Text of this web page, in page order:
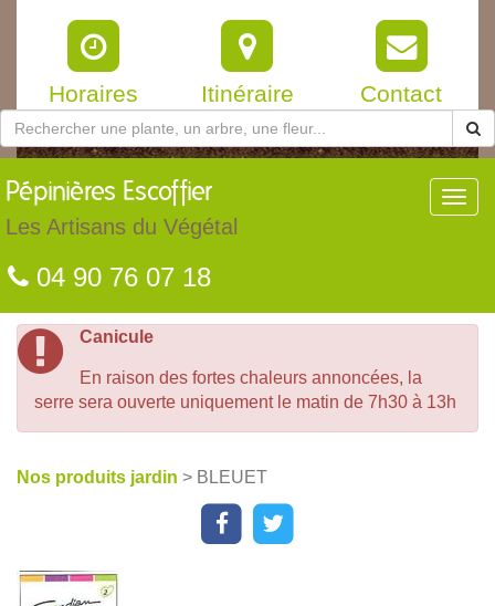
Horaires Itinéraire Contact
Pépinières Escoffier
Les Artisans du Végétal
04 90 76 07 18
Canicule
En raison des fortes chaleurs annoncées, la
serre sera ouverte uniquement le matin de 7h30 à 13h
Nos produits jardin > BLEUET